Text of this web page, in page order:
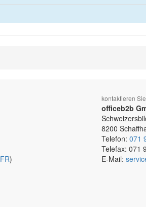
FR)
kontaktieren
officeb2b
8200
Telefon: 071
Telefax: 071
E-Mail: